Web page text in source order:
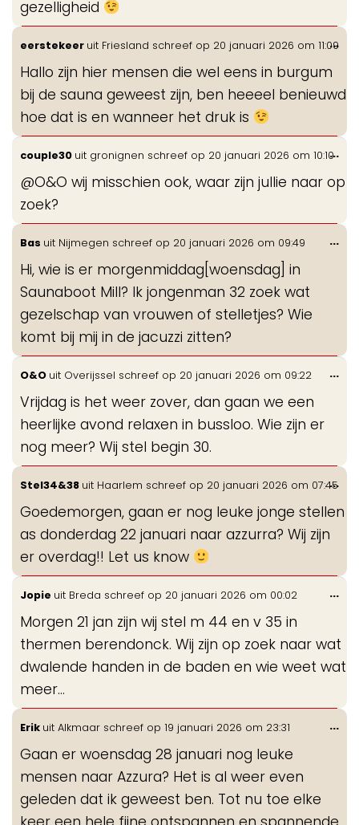
gezelligheid
eerstekeer uit Friesland schreef op 20 januari 2026 om 11:09
Hallo zijn hier mensen die wel eens in burgum
bij de sauna geweest zijn, ben heeeel benieuwd
hoe dat is en wanneer het druk is
...
couple30 uit gronignen schreef op 20 januari 2026 om 10:10
@O&O wij misschien ook, waar zijn jullie naar op
zoek?
...
Bas uit Nijmegen schreef op 20 januari 2026 om 09:49
Hi, wie is er morgenmiddag[woensdag] in
Saunaboot Mill? Ik jongenman 32 zoek wat
gezelschap van vrouwen of stelletjes? Wie
komt bij mij in de jacuzzi zitten?
...
O&O uit Overijssel schreef op 20 januari 2026 om 09:22
Vrijdag is het weer zover, dan gaan we een
heerlijke avond relaxen in bussloo. Wie zijn er
nog meer? Wij stel begin 30.
...
Stel34&38 uit Haarlem schreef op 20 januari 2026 om 07:45
Goedemorgen, gaan er nog leuke jonge stellen
as donderdag 22 januari naar azzurra? Wij zijn
er overdag!! Let us know
...
Jopie uit Breda schreef op 20 januari 2026 om 00:02
Morgen 21 jan zijn wij stel m 44 en v 35 in
thermen berendonck. Wij zijn op zoek naar wat
dwalende handen in de baden en wie weet wat
meer...
...
Erik uit Alkmaar schreef op 19 januari 2026 om 23:31
Gaan er woensdag 28 januari nog leuke
mensen naar Azzura? Het is al weer even
geleden dat ik geweest ben. Tot nu toe elke
...